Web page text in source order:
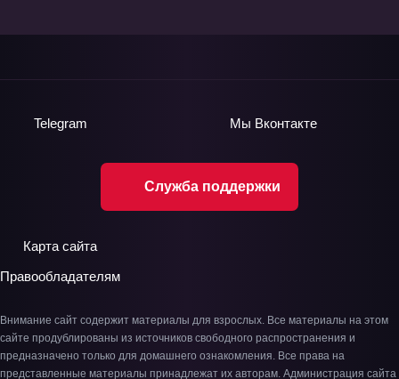
Служба поддержки
Telegram Мы Вконтакте
Карта сайта
Правообладателям
Внимание сайт содержит материалы для взрослых. Все материалы на этом
сайте продублированы из источников свободного распространения и
предназначено только для домашнего ознакомления. Все права на
представленные материалы принадлежат их авторам. Администрация сайта